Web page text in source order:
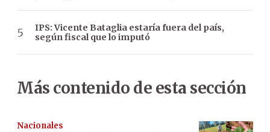
IPS: Vicente Bataglia estaría fuera del país,
según fiscal que lo imputó
Más contenido de esta sección
Nacionales